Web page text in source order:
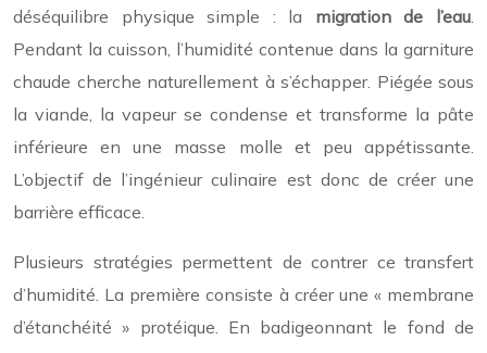
déséquilibre physique simple : la migration de l’eau.
Pendant la cuisson, l’humidité contenue dans la garniture
chaude cherche naturellement à s’échapper. Piégée sous
la viande, la vapeur se condense et transforme la pâte
inférieure en une masse molle et peu appétissante.
L’objectif de l’ingénieur culinaire est donc de créer une
barrière efficace.
Plusieurs stratégies permettent de contrer ce transfert
d’humidité. La première consiste à créer une « membrane
d’étanchéité » protéique. En badigeonnant le fond de